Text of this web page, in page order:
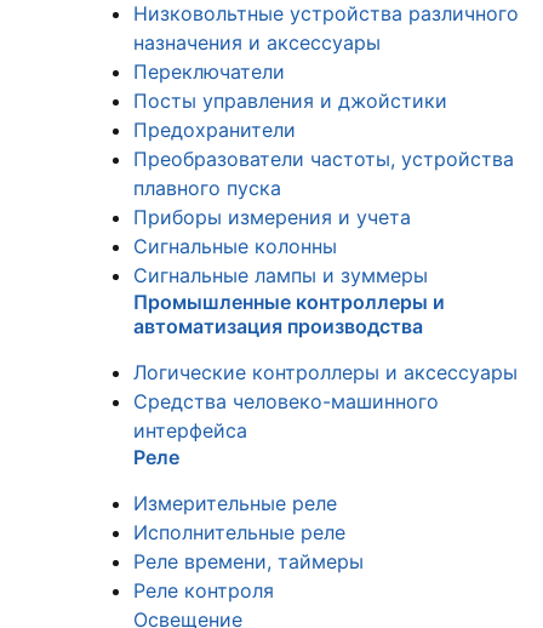
Низковольтные устройства различного
назначения и аксессуары
Переключатели
Посты управления и джойстики
Предохранители
Преобразователи частоты, устройства
плавного пуска
Приборы измерения и учета
Сигнальные колонны
Сигнальные лампы и зуммеры
Промышленные контроллеры и
автоматизация производства
Логические контроллеры и аксессуары
Средства человеко-машинного
интерфейса
Реле
Измерительные реле
Исполнительные реле
Реле времени, таймеры
Реле контроля
Освещение